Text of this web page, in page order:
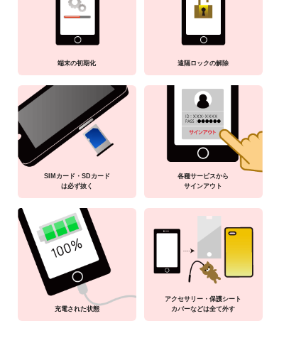
端末の初期化 遠隔ロックの解除
SIMカード・SDカード
は必ず抜く
各種サービスから
サインアウト
充電された状態
アクセサリー・保護シート
カバーなどは全て外す